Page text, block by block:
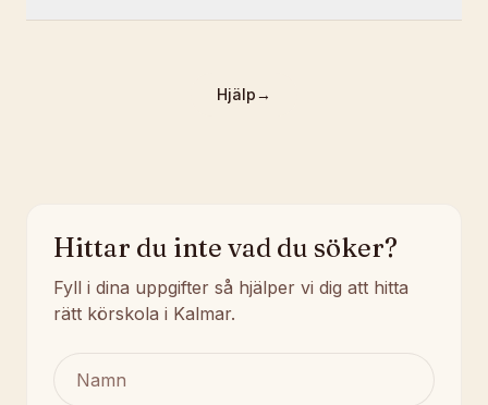
Hjälp→
Hittar du inte vad du söker?
Fyll i dina uppgifter så hjälper vi dig att hitta
rätt körskola i Kalmar.